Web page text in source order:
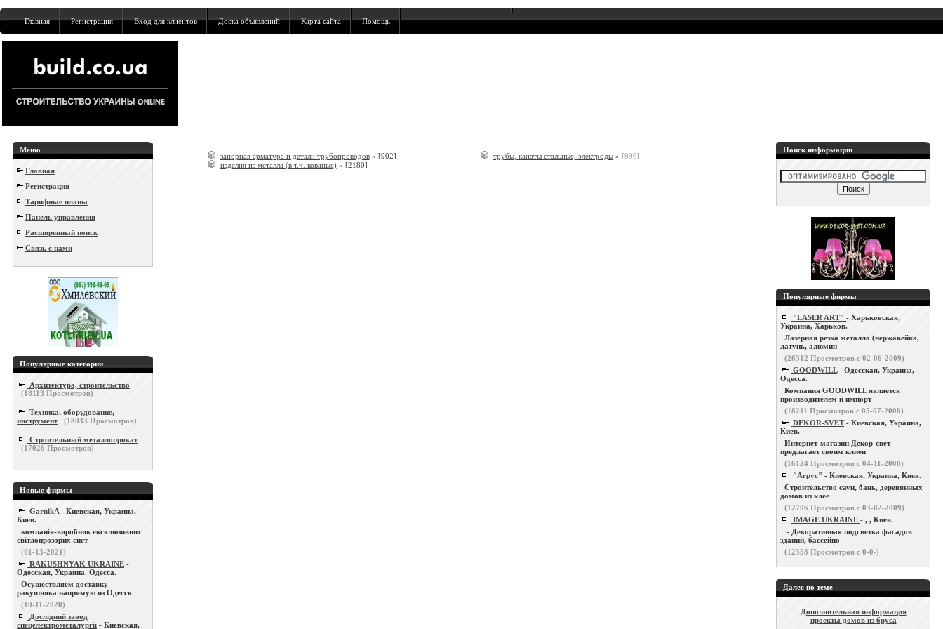
Главная Регистрация Вход для клиентов Доска объявлений Карта сайта Помощь
Меню
Главная
Регистрация
Тарифные планы
Панель управления
Расширенный поиск
Связь с нами
Популярные категории
Архитектура, строительство
(18113 Просмотров)
Техника, оборудование,
инструмент
(18033 Просмотров)
Строительный металлопрокат
(17026 Просмотров)
Новые фирмы
GarnikA - Киевская, Украина,
Киев.
компанія-виробник ексклюзивних
світлопрозорих сист
(01-13-2021)
RAKUSHNYAK UKRAINE -
Одесская, Украина, Одесса.
Осуществляем доставку
ракушняка напрямую из Одесск
(10-11-2020)
Дослідний завод
спецелектрометалургії - Киевская,
запорная арматура и детали трубопроводов» [902]
изделия из металла (в т.ч. кованые)» [2180]
трубы, канаты стальные, электроды» [906]
Поиск информации
Популярные фирмы
"LASER ART" - Харьковская,
Украина, Харьков.
Лазерная резка металла (нержавейка,
латунь, алюмин
(26312 Просмотров с 02-06-2009)
GOODWILL- Одесская, Украина,
Одесса.
Компания GOODWILL является
производителем и импорт
(18211 Просмотров с 05-07-2008)
DEKOR-SVET- Киевская, Украина,
Киев.
Интернет-магазин Декор-свет
предлагает своим клиен
(16124 Просмотров с 04-11-2008)
"Агрус" - Киевская, Украина, Киев.
Строительство саун, бань, деревянных
домов из клее
(12706 Просмотров с 03-02-2009)
IMAGE UKRAINE - , , Киев.
- Декоративная подсветка фасадов
зданий, бассейно
(12358 Просмотров с 0-0-)
Далее по теме
Дополнительная информация
проекты домов из бруса